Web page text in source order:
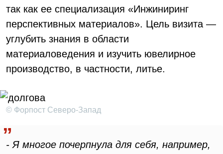
так как ее специализация «Инжиниринг
перспективных материалов». Цель визита —
углубить знания в области
материаловедения и изучить ювелирное
производство, в частности, литье.
© Форпост Северо-Запад
- Я многое почерпнула для себя, например,